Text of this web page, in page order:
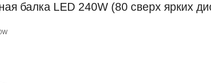
балка LED 240W (80 сверх ярких